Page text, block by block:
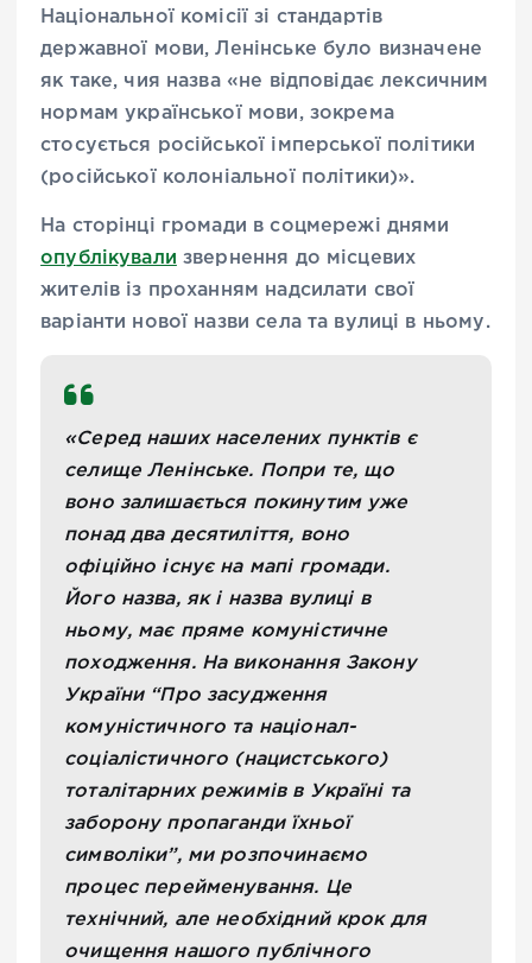
Національної комісії зі стандартів
державної мови, Ленінське було визначене
як таке, чия назва «не відповідає лексичним
нормам української мови, зокрема
стосується російської імперської політики
(російської колоніальної політики)».
На сторінці громади в соцмережі днями
опублікували звернення до місцевих
жителів із проханням надсилати свої
варіанти нової назви села та вулиці в ньому.
«Серед наших населених пунктів є
селище Ленінське. Попри те, що
воно залишається покинутим уже
понад два десятиліття, воно
офіційно існує на мапі громади.
Його назва, як і назва вулиці в
ньому, має пряме комуністичне
походження. На виконання Закону
України “Про засудження
комуністичного та націонал-
соціалістичного (нацистського)
тоталітарних режимів в Україні та
заборону пропаганди їхньої
символіки”, ми розпочинаємо
процес перейменування. Це
технічний, але необхідний крок для
очищення нашого публічного